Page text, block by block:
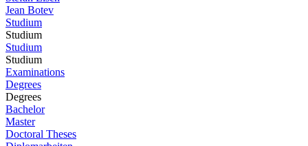
Jean Botev
Studium
Studium
Studium
Studium
Examinations
Degrees
Degrees
Bachelor
Master
Doctoral Theses